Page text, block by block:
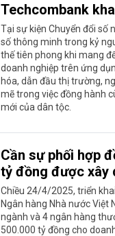
Techcombank
Tại sự kiện Chuyển đổi số
số thông minh trong kỷ
thế tiên phong khi mang
doanh nghiệp trên ứng
hóa, dẫn đầu thị trường,
mẽ trong việc đồng hành
mới của dân tộc.
Cần sự phối hợp
tỷ đồng được xây
Chiều 24/4/2025, triển
Ngân hàng Nhà nước Việt
ngành và 4 ngân hàng
500.000 tỷ đồng cho